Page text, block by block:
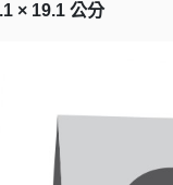
× 19.1 公分